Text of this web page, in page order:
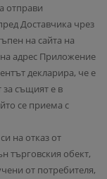
отправи
Доставчика чрез
на сайта на
адрес Приложение
декларира, че е
за същият е в
се приема с
на отказ от
търговския обект,
от потребителя,